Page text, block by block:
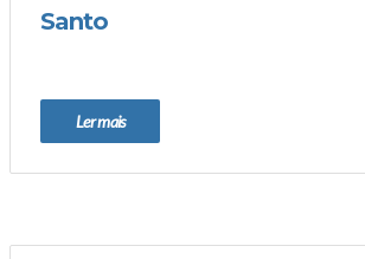
Santo
Ler mais